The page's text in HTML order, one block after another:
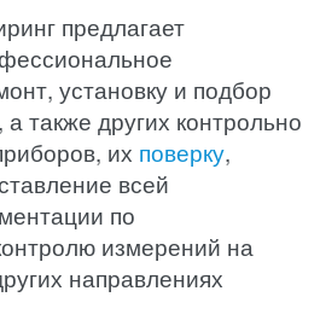
предлагает
установку и подбор
также других контрольно
их поверку,
всей
по
измерений на
направлениях